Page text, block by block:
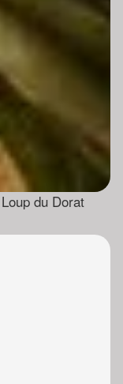
du Dorat